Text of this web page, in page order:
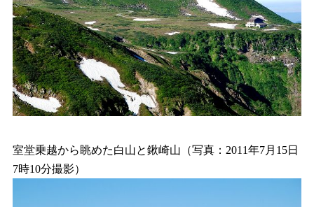
室堂乗越から眺めた白山と鍬崎山（写真：2011年7月15日
7時10分撮影）